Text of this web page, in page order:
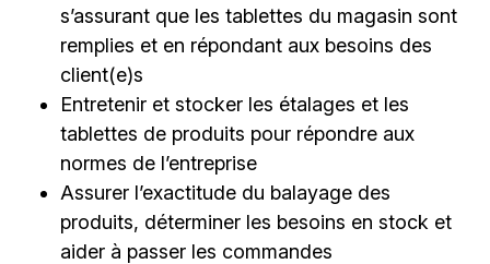
s’assurant que les tablettes du magasin sont
remplies et en répondant aux besoins des
client(e)s
Entretenir et stocker les étalages et les
tablettes de produits pour répondre aux
normes de l’entreprise
Assurer l’exactitude du balayage des
produits, déterminer les besoins en stock et
aider à passer les commandes